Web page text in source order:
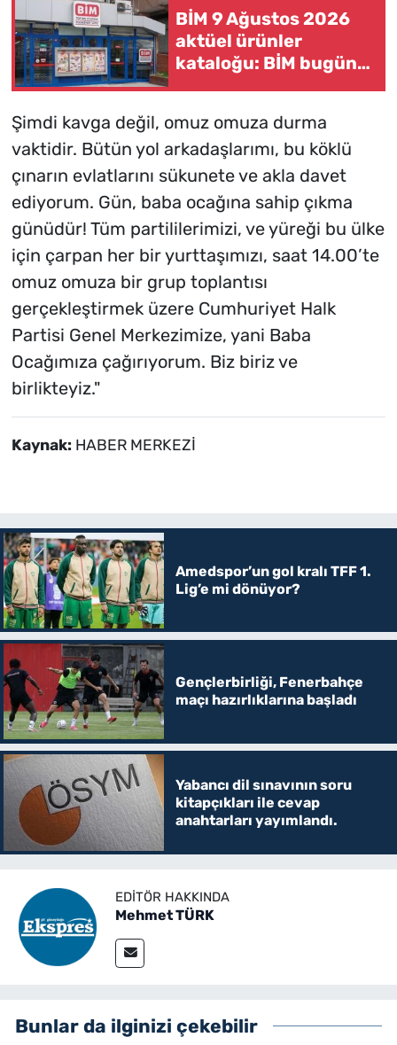
BİM 9 Ağustos 2026
aktüel ürünler
kataloğu: BİM bugün
Şimdi kavga değil, omuz omuza durma
vaktidir. Bütün yol arkadaşlarımı, bu köklü
çınarın evlatlarını sükunete ve akla davet
ediyorum. Gün, baba ocağına sahip çıkma
günüdür! Tüm partililerimizi, ve yüreği bu ülke
için çarpan her bir yurttaşımızı, saat 14.00’te
omuz omuza bir grup toplantısı
gerçekleştirmek üzere Cumhuriyet Halk
Partisi Genel Merkezimize, yani Baba
Ocağımıza çağırıyorum. Biz biriz ve
birlikteyiz."
Kaynak: HABER MERKEZİ
Amedspor’un gol kralı TFF 1.
Lig’e mi dönüyor?
Gençlerbirliği, Fenerbahçe
maçı hazırlıklarına başladı
Yabancı dil sınavının soru
kitapçıkları ile cevap
anahtarları yayımlandı.
EDITÖR HAKKINDA
Mehmet TÜRK
Bunlar da ilginizi çekebilir